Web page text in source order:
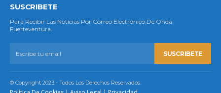
SUSCRIBETE
Para Recibir Las Noticias Por Correo Electrónico De Onda
Fuerteventura.
SUSCRIBETE
© Copyright 2023 - Todos Los Derechos Reservados.